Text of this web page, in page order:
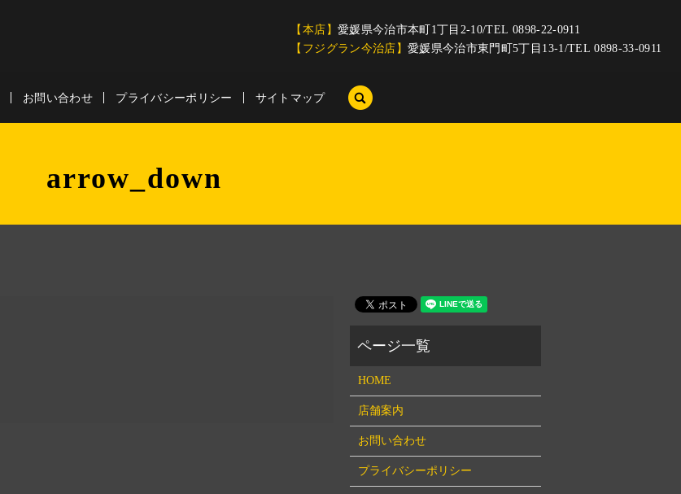
【本店】 愛媛県今治市本町1丁目2-10/TEL 0898-22-0911
【フジグラン今治店】 愛媛県今治市東門町5丁目13-1/TEL 0898-33-0911
お問い合わせ プライバシーポリシー サイトマップ search
arrow_down
HOME
店舗案内
お問い合わせ
プライバシーポリシー